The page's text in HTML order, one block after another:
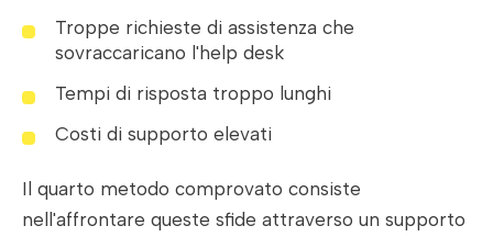
Troppe richieste di assistenza che
sovraccaricano l'help desk
Tempi di risposta troppo lunghi
Costi di supporto elevati
Il quarto metodo comprovato consiste
nell'affrontare queste sfide attraverso un supporto